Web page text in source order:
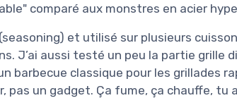
comparé aux monstres en acier
et utilisé sur plusieurs
J’ai aussi testé un peu la partie grille
barbecue classique pour les grillades
pas un gadget. Ça fume, ça chauffe, tu